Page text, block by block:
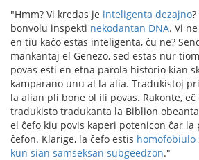
"Hmm? Vi kredas je inteligenta dezajno
bonvolu inspekti nekodantan DNA. Vi
en tiu kaĉo estas inteligenta, ĉu ne?
mankantaj el Genezo, sed estas nur
povas esti en etna parola historio kian
kamparano unu al la alia. Tradukistoj
la alian pli bone ol ili povas. Rakonte,
tradukisto tradukanta la Biblion
el ĉefo kiu povis kaperi potenicon ĉar la
ĉefon. Klarige, la ĉefo estis homofobiulo
kun sian samseksan subgeedzon."